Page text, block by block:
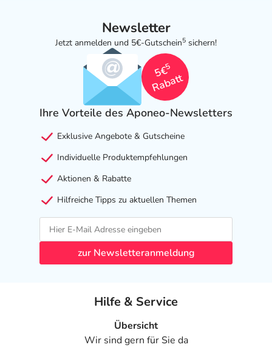
Newsletter
Jetzt anmelden und 5€-Gutschein5 sichern!
5€
5
Rabatt
Ihre Vorteile des Aponeo-Newsletters
Exklusive Angebote & Gutscheine
Individuelle Produktempfehlungen
Aktionen & Rabatte
Hilfreiche Tipps zu aktuellen Themen
zur Newsletteranmeldung
Hilfe & Service
Übersicht
Wir sind gern für Sie da